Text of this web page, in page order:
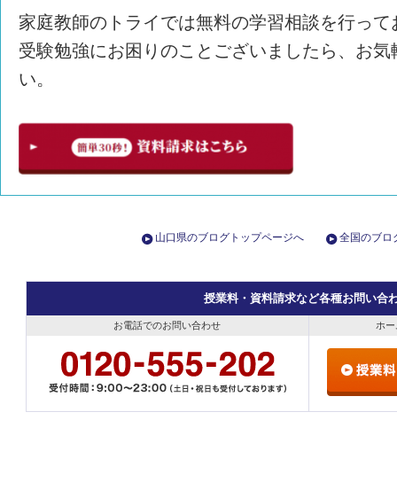
家庭教師のトライでは無料の学習相談を行って
受験勉強にお困りのことございましたら、お
い。
山口県のブログトップページへ 全国のブロ
授業料・資料請求など各種お問い合
お電話でのお問い合わせ ホ